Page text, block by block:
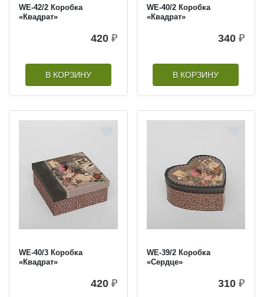
WE-42/2 Коробка
«Квадрат»
420 ₽
В КОРЗИНУ
WE-40/2 Коробка
«Квадрат»
340 ₽
В КОРЗИНУ
WE-40/3 Коробка
«Квадрат»
420 ₽
WE-39/2 Коробка
«Сердце»
310 ₽